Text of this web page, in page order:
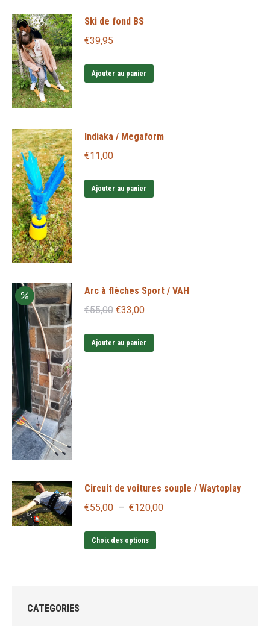
choisies
Ski de fond BS
€39,95
Ajouter au panier
Indiaka / Megaform
€11,00
Ajouter au panier
Arc à flèches Sport / VAH
€55,00 Le
initial
€33,00Le
actuel
Ajouter au panier
Circuit de voitures souple / Waytoplay
€55,00 – €120,00Plage
Choix des options
CATEGORIES